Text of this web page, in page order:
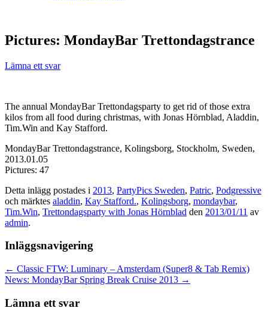
Pictures: MondayBar Trettondagstrance
Lämna ett svar
The annual MondayBar Trettondagsparty to get rid of those extra
kilos from all food during christmas, with Jonas Hörnblad, Aladdin,
Tim.Win and Kay Stafford.
MondayBar Trettondagstrance, Kolingsborg, Stockholm, Sweden,
2013.01.05
Pictures: 47
Detta inlägg postades i 2013, PartyPics Sweden, Patric, Podgressive
och märktes aladdin, Kay Stafford., Kolingsborg, mondaybar,
Tim.Win, Trettondagsparty with Jonas Hörnblad den 2013/01/11 av
admin.
Inläggsnavigering
← Classic FTW: Luminary – Amsterdam (Super8 & Tab Remix)
News: MondayBar Spring Break Cruise 2013 →
Lämna ett svar